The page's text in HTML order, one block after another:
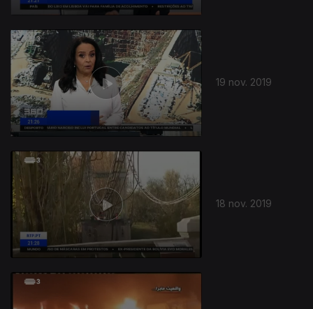
19 nov. 2019
18 nov. 2019